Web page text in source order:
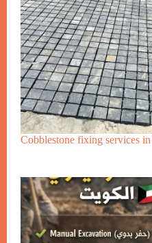
Cobblestone fixing services